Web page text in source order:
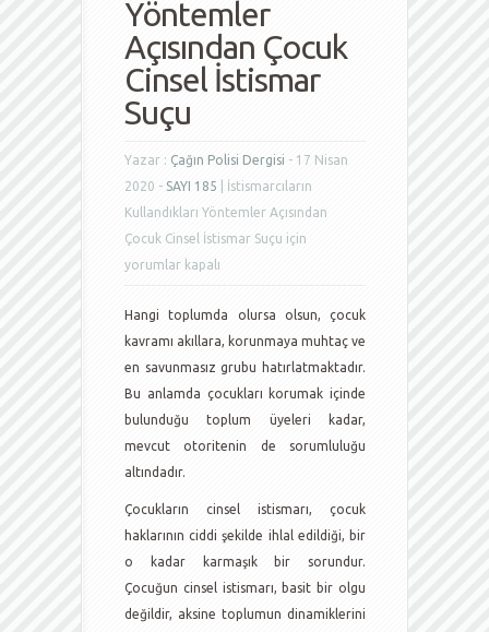
Yöntemler
Açısından Çocuk
Cinsel İstismar
Suçu
Yazar : Çağın Polisi Dergisi - 17 Nisan
2020 - SAYI 185
İstismarcıların
Kullandıkları Yöntemler Açısından
Çocuk Cinsel İstismar Suçu için
yorumlar kapalı
Hangi toplumda olursa olsun, çocuk
kavramı akıllara, korunmaya muhtaç ve
en savunmasız grubu hatırlatmaktadır.
Bu anlamda çocukları korumak içinde
bulunduğu toplum üyeleri kadar,
mevcut otoritenin de sorumluluğu
altındadır.
Çocukların cinsel istismarı, çocuk
haklarının ciddi şekilde ihlal edildiği, bir
o kadar karmaşık bir sorundur.
Çocuğun cinsel istismarı, basit bir olgu
değildir, aksine toplumun dinamiklerini